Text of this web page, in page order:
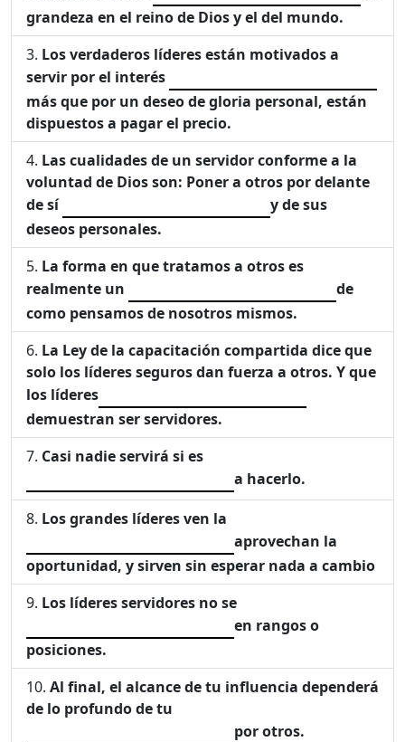
grandeza en el reino de Dios y el del mundo.
Los verdaderos líderes están motivados a
servir por el interés
más que por un deseo de gloria personal, están
dispuestos a pagar el precio.
Las cualidades de un servidor conforme a la
voluntad de Dios son: Poner a otros por delante
de sí
y de sus
deseos personales.
La forma en que tratamos a otros es
realmente un
de
como pensamos de nosotros mismos.
La Ley de la capacitación compartida dice que
solo los líderes seguros dan fuerza a otros. Y que
los líderes
demuestran ser servidores.
Casi nadie servirá si es
a hacerlo.
Los grandes líderes ven la
aprovechan la
oportunidad, y sirven sin esperar nada a cambio
Los líderes servidores no se
en rangos o
posiciones.
Al final, el alcance de tu influencia dependerá
de lo profundo de tu
por otros.